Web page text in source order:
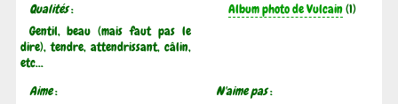
Qualités:
Gentil, beau (mais faut pas le
dire), tendre, attendrissant, câlin,
etc...
Album photo de Vulcain(1)
Aime:
N'aime pas: